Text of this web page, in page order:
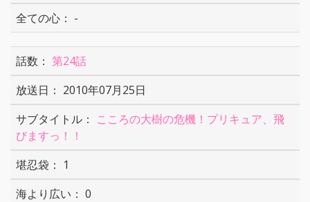
-
第24話
2010年07月25日
こころの大樹の危機！プリキュア、飛
びますっ！！
1
0